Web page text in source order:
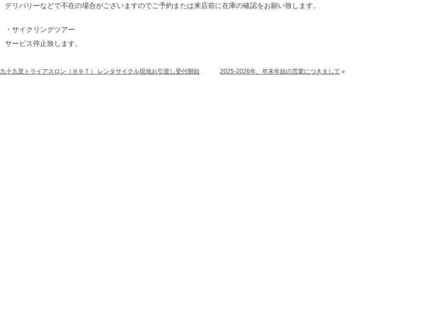
デリバリーなどで不在の場合がございますのでご予約または来店前に在庫の確認をお願い致します。
・サイクリングツアー
サービス停止致します。
九十九里トライアスロン（９９Ｔ） レンタサイクル現地お引渡し受付開始 2025-2026年、年末年始の営業につきまして »